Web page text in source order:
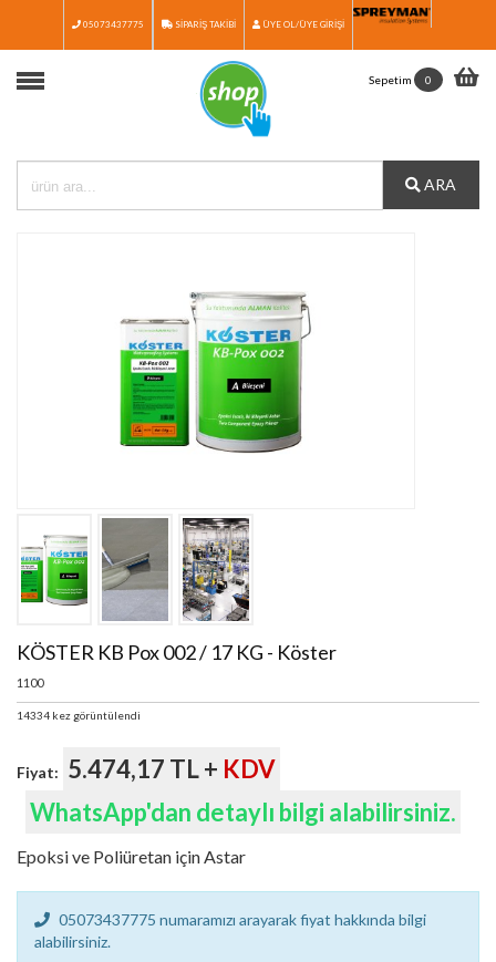
Anasayfa
Medya
05073437775 SİPARİŞ TAKİBİ ÜYE OL/ÜYE GİRİŞİ
ARA
Sepetim 0
KÖSTER KB Pox 002 / 17 KG - Köster
1100
14334 kez görüntülendi
Fiyat: 5.474,17 TL + KDV
WhatsApp'dan detaylı bilgi alabilirsiniz.
Epoksi ve Poliüretan için Astar
05073437775 numaramızı arayarak fiyat hakkında bilgi
alabilirsiniz.